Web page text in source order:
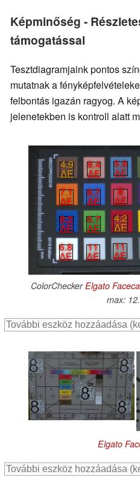
Képminőség -
támogatással
Tesztdiagramjaink pontos
mutatnak a
felbontás igazán ragyog. A
jelenetekben is kontroll alatt
4.9
∆E
8.4
∆E
5.8
∆E
7.1
∆E
8.7
∆E
8
∆E
8.2
∆E
6.7
∆E
4.2
∆E
6.8
∆E
11
∆E
11
∆E
ColorCheckerElgato
max:
Elgato